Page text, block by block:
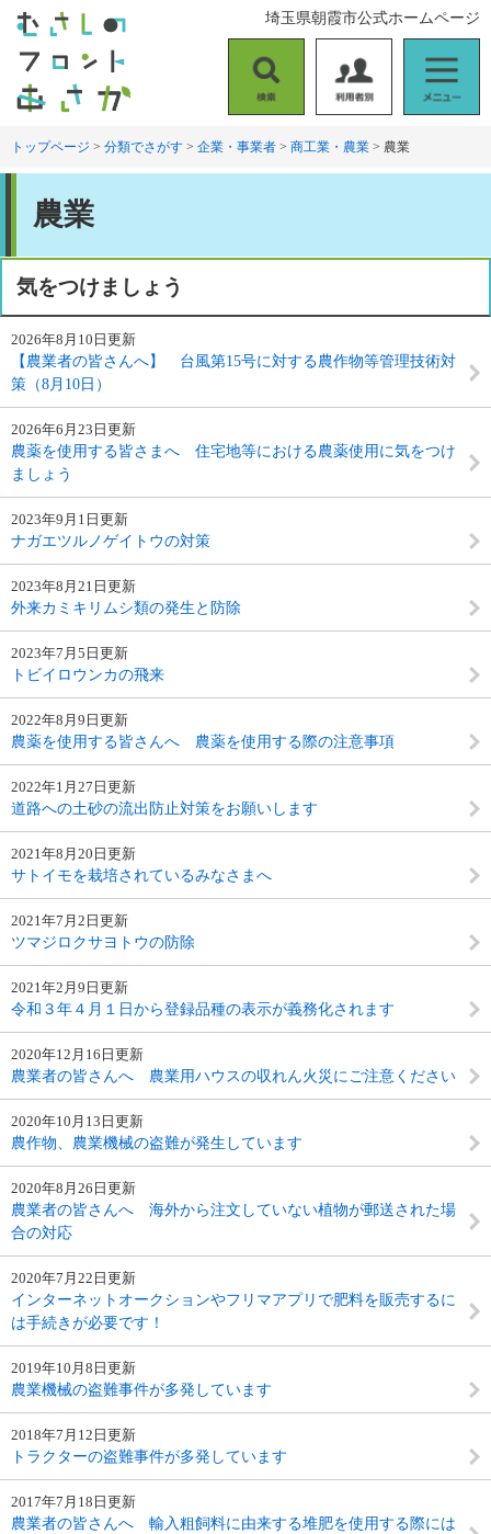
す
し
へ
索
用
者
ニ
ュ
埼玉県朝霞市公式ホームページ
トップページ > 分類でさがす > 企業・事業者 > 商工業・農業 > 農業
農業
気をつけましょう
2026年8月10日更新
【農業者の皆さんへ】 台風第15号に対する農作物等管理技術対
策（8月10日）
2026年6月23日更新
農薬を使用する皆さまへ 住宅地等における農薬使用に気をつけ
ましょう
2023年9月1日更新
ナガエツルノゲイトウの対策
2023年8月21日更新
外来カミキリムシ類の発生と防除
2023年7月5日更新
トビイロウンカの飛来
2022年8月9日更新
農薬を使用する皆さんへ 農薬を使用する際の注意事項
2022年1月27日更新
道路への土砂の流出防止対策をお願いします
2021年8月20日更新
サトイモを栽培されているみなさまへ
2021年7月2日更新
ツマジロクサヨトウの防除
2021年2月9日更新
令和３年４月１日から登録品種の表示が義務化されます
2020年12月16日更新
農業者の皆さんへ 農業用ハウスの収れん火災にご注意ください
2020年10月13日更新
農作物、農業機械の盗難が発生しています
2020年8月26日更新
農業者の皆さんへ 海外から注文していない植物が郵送された場
合の対応
2020年7月22日更新
インターネットオークションやフリマアプリで肥料を販売するに
は手続きが必要です！
2019年10月8日更新
農業機械の盗難事件が多発しています
2018年7月12日更新
トラクターの盗難事件が多発しています
2017年7月18日更新
農業者の皆さんへ 輸入粗飼料に由来する堆肥を使用する際には